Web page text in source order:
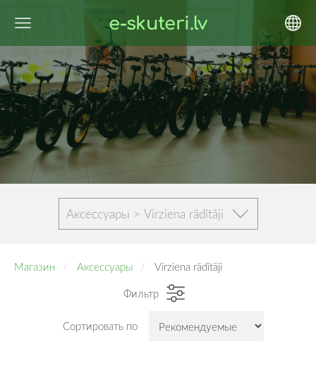
e-skuteri.lv
Аксессуары > Virziena rādītāji
Магазин Аксессуары
Virziena rādītāji
Фильтр
Сортировать по